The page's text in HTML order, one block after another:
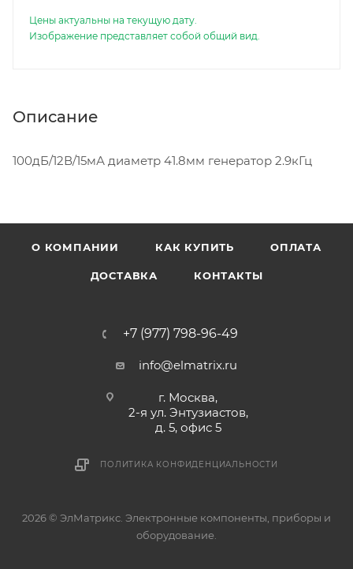
Цены актуальны на текущую дату.
Изображение представляет собой общий вид.
Описание
100дБ/12В/15мА диаметр 41.8мм генератор 2.9кГц
О КОМПАНИИ КАК КУПИТЬ ОПЛАТА
ДОСТАВКА КОНТАКТЫ
+7 (977) 798-96-49
info@elmatrix.ru
г. Москва,
2-я ул. Энтузиастов,
д. 5, офис 5
ПОЛИТИКА КОНФИДЕНЦИАЛЬНОСТИ
2026 © ЭлМатрикс. Электронные компоненты, приборы и
оборудование.